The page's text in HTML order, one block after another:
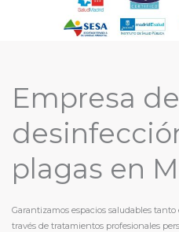
Empresa de
plagas en
Garantizamos espacios saludables
través de tratamientos profesionales